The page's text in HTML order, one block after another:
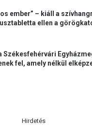
ember” – kiáll a
ellen a
Székesfehérvári
fel, amely nélkül
Hirdetés